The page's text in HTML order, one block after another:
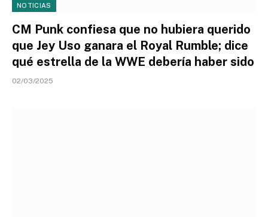
NOTICIAS
CM Punk confiesa que no hubiera querido
que Jey Uso ganara el Royal Rumble; dice
qué estrella de la WWE debería haber sido
02/03/2025